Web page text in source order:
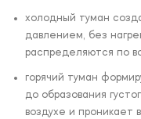
холодный туман
давлением, без
распределяются по
горячий туман
до образования
воздухе и проникает